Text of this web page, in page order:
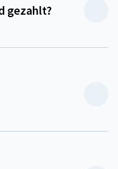
gezahlt?